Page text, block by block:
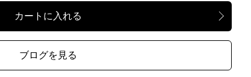
ブログを見る